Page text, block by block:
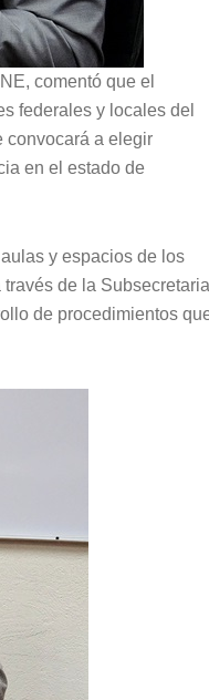
comentó que el
federales y locales del
convocará a elegir
en el estado de
y espacios de los
de la Subsecretaria
de procedimientos